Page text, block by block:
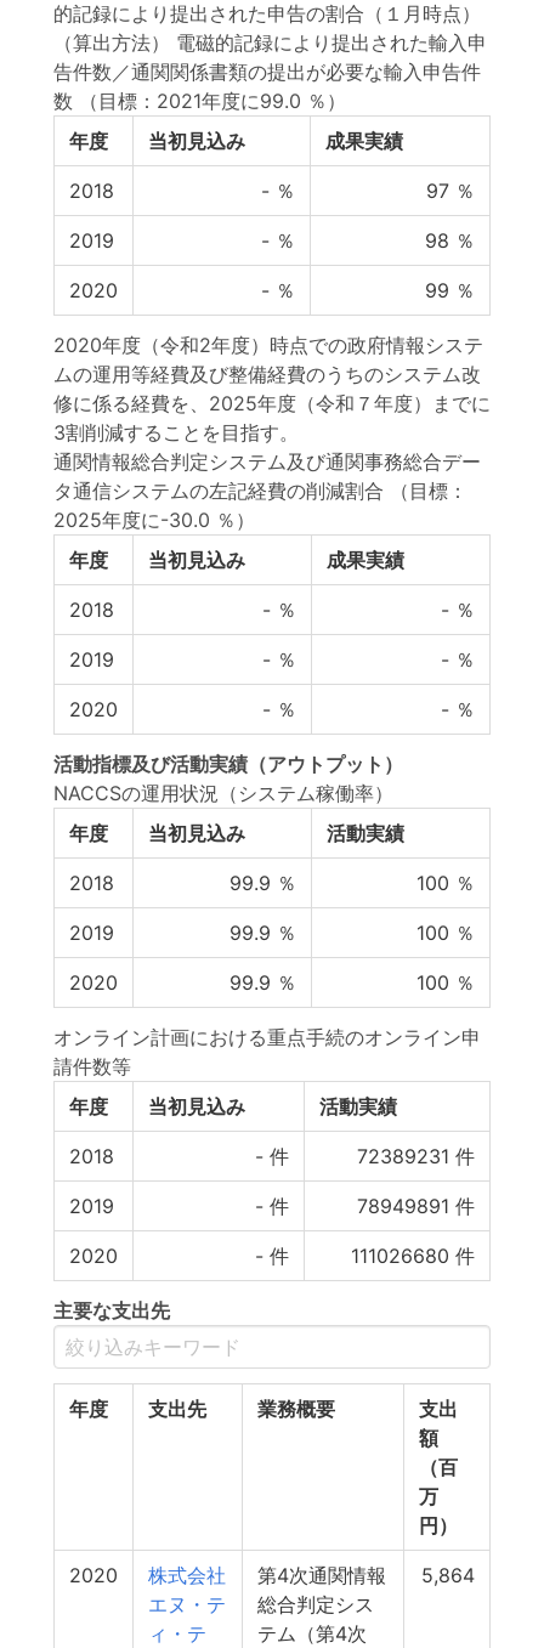
的記録により提出された申告の割合（１月時点）
（算出方法） 電磁的記録により提出された輸入申
告件数／通関関係書類の提出が必要な輸入申告件
数
（目標：2021年度に99.0 ％）
年度
当初見込み 成果実績
2018 - ％ 97 ％
2019 - ％ 98 ％
2020 - ％ 99 ％
2020年度（令和2年度）時点での政府情報システ
ムの運用等経費及び整備経費のうちのシステム改
修に係る経費を、2025年度（令和７年度）までに
3割削減することを目指す。
通関情報総合判定システム及び通関事務総合デー
タ通信システムの左記経費の削減割合
（目標：
2025年度に-30.0 ％）
年度
当初見込み 成果実績
2018 - ％ - ％
2019 - ％ - ％
2020 - ％ - ％
活動指標及び活動実績 （アウトプット）
NACCSの運用状況（システム稼働率）
年度
当初見込み 活動実績
2018 99.9 ％ 100 ％
2019 99.9 ％ 100 ％
2020 99.9 ％ 100 ％
オンライン計画における重点手続のオンライン申
請件数等
年度
当初見込み 活動実績
2018 - 件 72389231 件
2019 - 件 78949891 件
2020 - 件 111026680 件
主要な支出先
年度 支出先 業務概要
支出
額
（百
万
円）
2020
株式会社
エヌ・テ
ィ・テ
第4次通関情報
総合判定シス
テム（第4次
5,864